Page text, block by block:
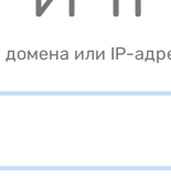
или IP-